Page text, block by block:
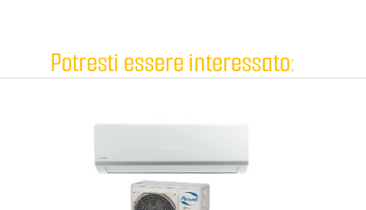
Potresti essere interessato: